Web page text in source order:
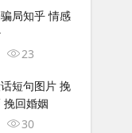
局知乎 情感
23
短句图片 挽
挽回婚姻
30